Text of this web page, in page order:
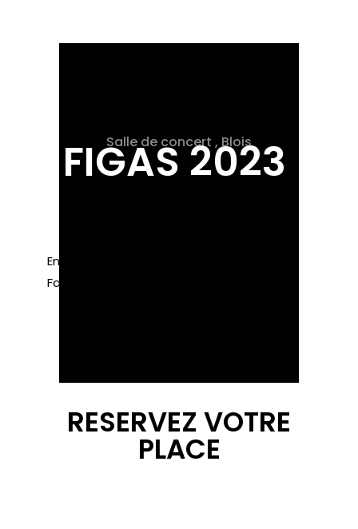
Salle de concert , Blois
FIGAS 2023
En savoir plus sur le programme
Foire artisanale- Devenir exposant
RESERVEZ VOTRE
PLACE